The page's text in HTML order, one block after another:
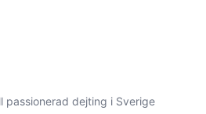
passionerad dejting i Sverige